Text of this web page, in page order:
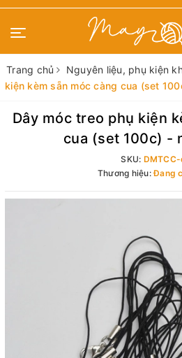
Trang chủ Nguyên liệu, phụ kiện
kiện kèm sẵn móc càng cua (set
Dây móc treo phụ kiện
cua (set 100c) -
SKU:
Thương hiệu:Đang